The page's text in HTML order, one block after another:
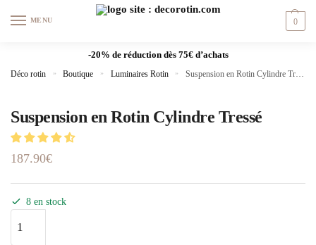
MENU 0
-20% de réduction dès 75€ d’achats
Déco rotin » Boutique » Luminaires Rotin » Suspension en Rotin Cylindre Tressé
Suspension en Rotin Cylindre Tressé
187.90€
8 en stock